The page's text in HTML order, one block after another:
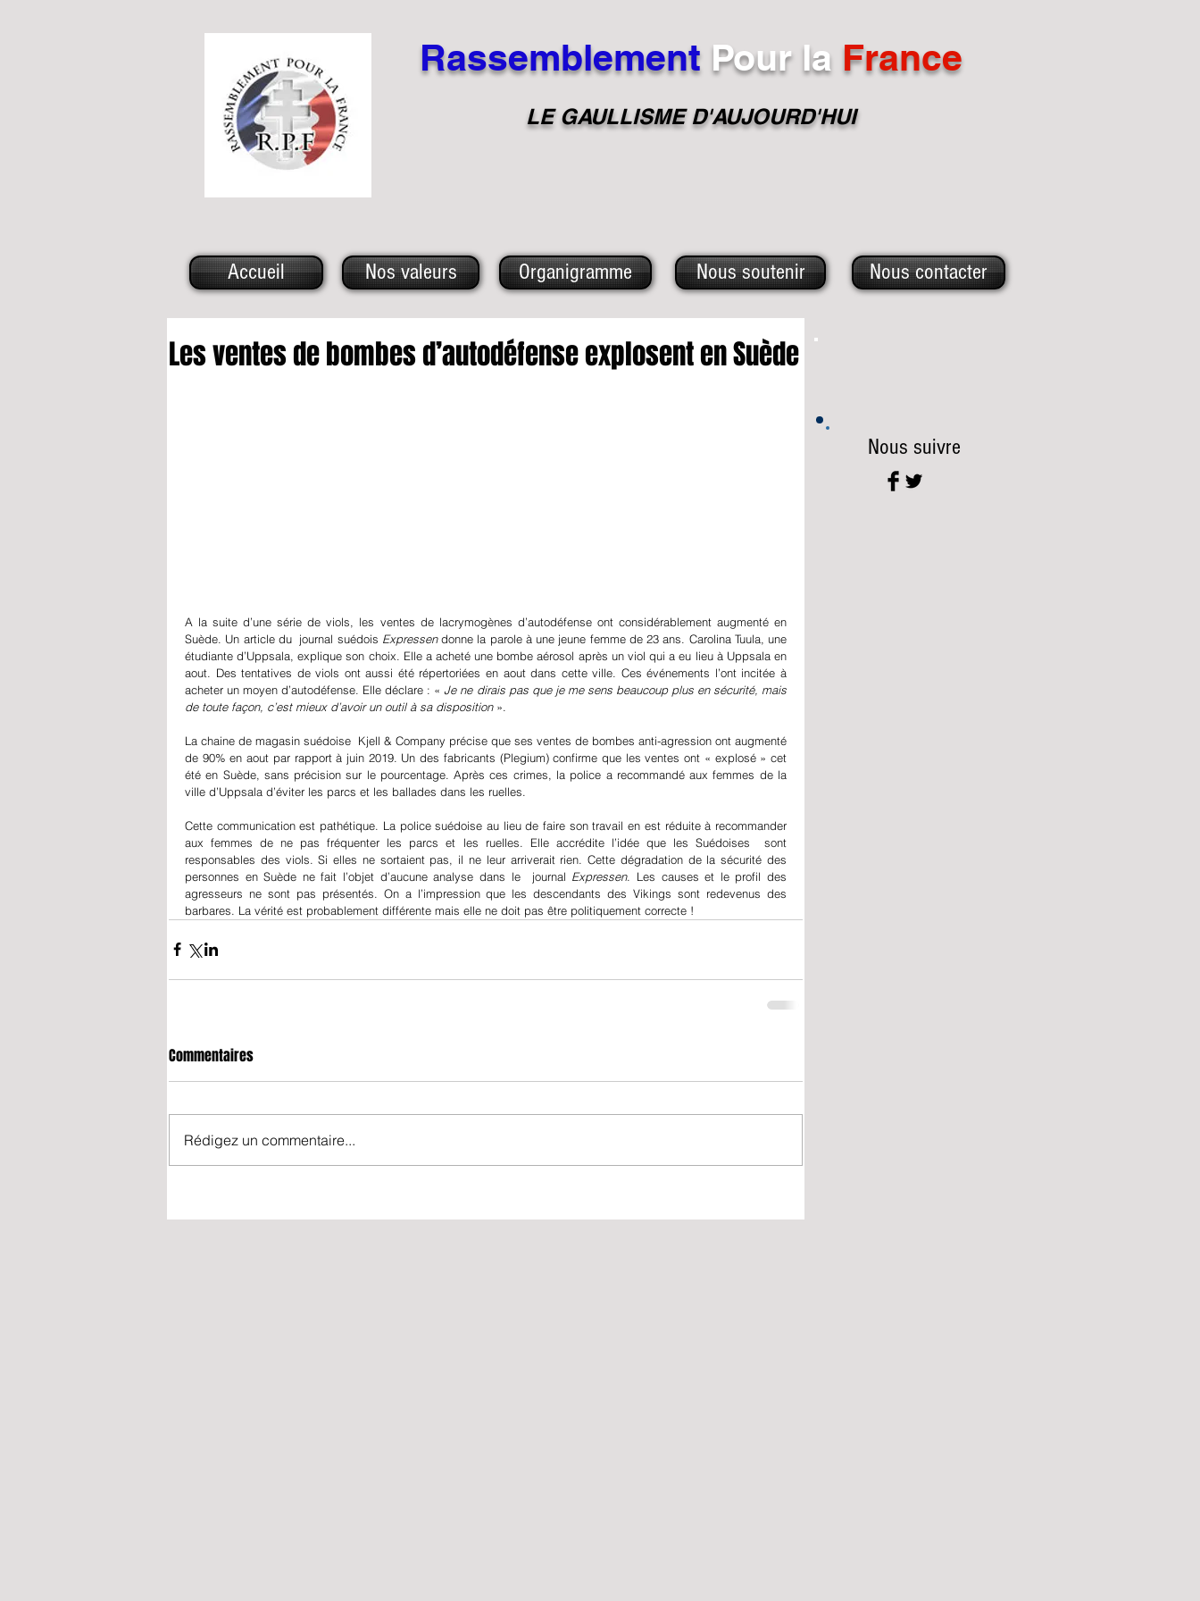
Rassemblement Pour la France
LE GAULLISME D'AUJOURD'HUI
Accueil Nos valeurs Organigramme Nous soutenir Nous contacter
Les ventes de bombes d’autodéfense explosent en Suède
A la suite d’une série de viols, les ventes de lacrymogènes d’autodéfense ont considérablement augmenté en
Suède. Un article du  journal suédois Expressen donne la parole à une jeune femme de 23 ans. Carolina Tuula, une
étudiante d’Uppsala, explique son choix. Elle a acheté une bombe aérosol après un viol qui a eu lieu à Uppsala en
aout. Des tentatives de viols ont aussi été répertoriées en aout dans cette ville. Ces événements l’ont incitée à
acheter un moyen d’autodéfense. Elle déclare : « Je ne dirais pas que je me sens beaucoup plus en sécurité, mais
de toute façon, c’est mieux d’avoir un outil à sa disposition ».
La chaine de magasin suédoise  Kjell & Company précise que ses ventes de bombes anti-agression ont augmenté
de 90% en aout par rapport à juin 2019. Un des fabricants (Plegium) confirme que les ventes ont « explosé » cet
été en Suède, sans précision sur le pourcentage. Après ces crimes, la police a recommandé aux femmes de la
ville d’Uppsala d’éviter les parcs et les ballades dans les ruelles.
Cette communication est pathétique. La police suédoise au lieu de faire son travail en est réduite à recommander
aux femmes de ne pas fréquenter les parcs et les ruelles. Elle accrédite l’idée que les Suédoises  sont
responsables des viols. Si elles ne sortaient pas, il ne leur arriverait rien. Cette dégradation de la sécurité des
personnes en Suède ne fait l’objet d’aucune analyse dans le  journal Expressen. Les causes et le profil des
agresseurs ne sont pas présentés. On a l’impression que les descendants des Vikings sont redevenus des
barbares. La vérité est probablement différente mais elle ne doit pas être politiquement correcte !
Commentaires
Rédigez un commentaire...
Nous suivre